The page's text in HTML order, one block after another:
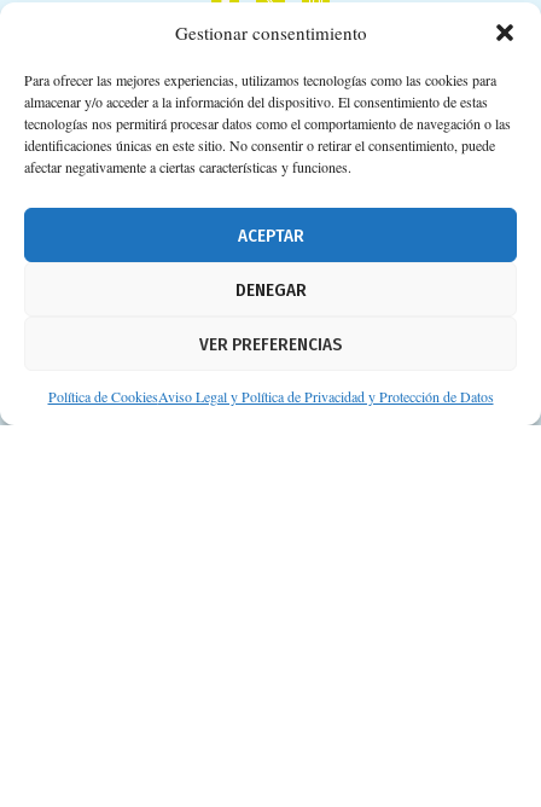
Gestionar consentimiento
Para ofrecer las mejores experiencias, utilizamos tecnologías como las cookies para
almacenar y/o acceder a la información del dispositivo. El consentimiento de estas
tecnologías nos permitirá procesar datos como el comportamiento de navegación o las
identificaciones únicas en este sitio. No consentir o retirar el consentimiento, puede
afectar negativamente a ciertas características y funciones.
ACEPTAR
DENEGAR
VER PREFERENCIAS
Política de CookiesAviso Legal y Política de Privacidad y Protección de Datos
Calle Camino de los Descubrimientos, 11,
Planta 3ª 41092 – Sevilla
674 02 62 03
Aviso legal
Protección de datos personales
Suscripción a Newsletter